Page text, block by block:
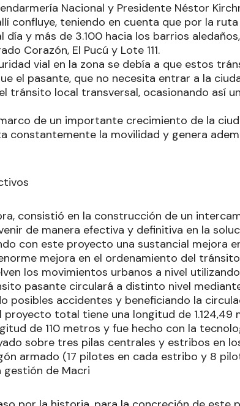
Nacional y Presidente Néstor
confluye, teniendo en cuenta que por la ruta
día y más de 3.100 hacia los barrios
Corazón, El Pucú y Lote 111.
vial en la zona se debía a que estos
el pasante, que no necesita entrar a la
tránsito local transversal, ocasionando así
de un importante crecimiento de la
constantemente la movilidad y genera
consistió en la construcción de un
de manera efectiva y definitiva en la
con este proyecto una sustancial mejora
mejora en el ordenamiento del
los movimientos urbanos a nivel
pasante circulará a distinto nivel
posibles accidentes y beneficiando la
proyecto total tiene una longitud de
de 110 metros y fue hecho con la
sobre tres pilas centrales y estribos en
armado (17 pilotes en cada estribo y 8
gestión de Macri